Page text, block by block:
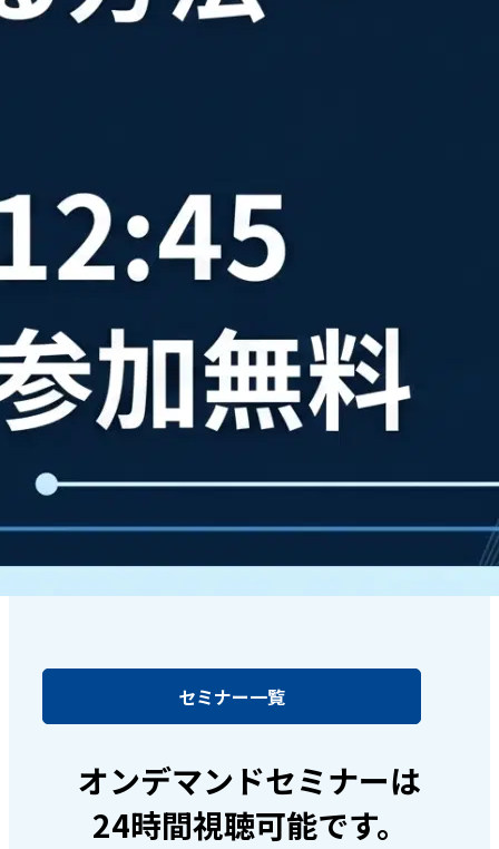
セミナー一覧
オンデマンドセミナーは
24時間視聴可能です。